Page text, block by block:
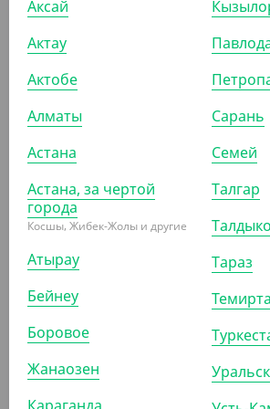
(3 024
АРТ. 8110501
1 344₸
(1 344₸/ШТ)
Аксай
Актау
Актобе
Алматы
Астана
Астана, за чертой
города
Косшы, Жибек-Жолы и другие
Атырау
Бейнеу
Боровое
Жанаозен
Караганда
Сарань
Семей
Талгар
Тараз
Уральск